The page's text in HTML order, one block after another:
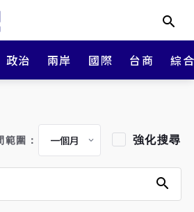
政治 兩岸 國際 台商 綜
範圍： 強化搜尋